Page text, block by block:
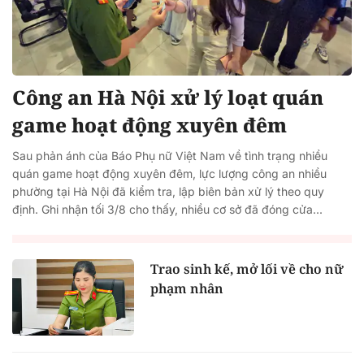
Công an Hà Nội xử lý loạt quán
game hoạt động xuyên đêm
Sau phản ánh của Báo Phụ nữ Việt Nam về tình trạng nhiều
quán game hoạt động xuyên đêm, lực lượng công an nhiều
phường tại Hà Nội đã kiểm tra, lập biên bản xử lý theo quy
định. Ghi nhận tối 3/8 cho thấy, nhiều cơ sở đã đóng cửa...
Trao sinh kế, mở lối về cho nữ
phạm nhân